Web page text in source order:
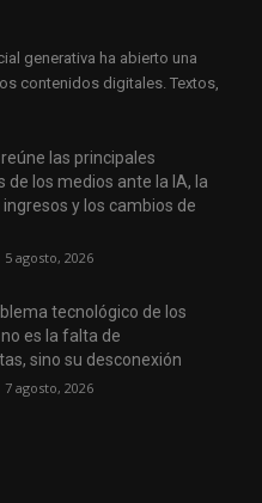
generativa ha abierto una
contenidos digitales. Textos,
reúne las principales
de los medios ante la IA, la
y los cambios de
5 agosto, 2026
tecnológico de los
es la falta de
sino su desconexión
7 agosto, 2026